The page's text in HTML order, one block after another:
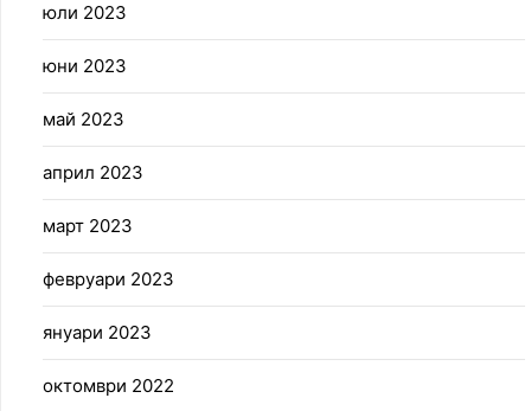
юли 2023
юни 2023
май 2023
април 2023
март 2023
февруари 2023
януари 2023
октомври 2022